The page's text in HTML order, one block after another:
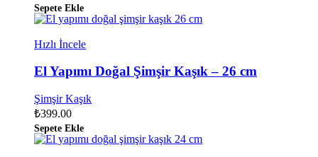
Sepete Ekle
Hızlı İncele
El Yapımı Doğal Şimşir Kaşık – 26 cm
Şimşir Kaşık
₺399.00
Sepete Ekle